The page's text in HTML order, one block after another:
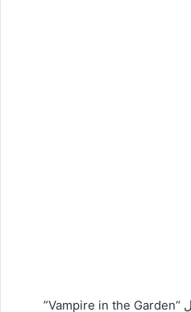
معظم هذه الرسوم المتحركة مثل “Vampire in the Garden”